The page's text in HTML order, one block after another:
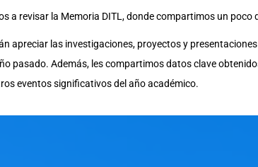
a revisar la Memoria DITL, donde compartimos un
apreciar las investigaciones, proyectos y
pasado. Además, les compartimos datos clave
eventos significativos del año académico.